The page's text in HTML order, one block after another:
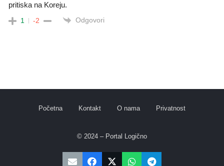
pritiska na Koreju.
1 -2 Odgovori
Početna Kontakt O nama Privatnost
© 2024 – Portal Logično